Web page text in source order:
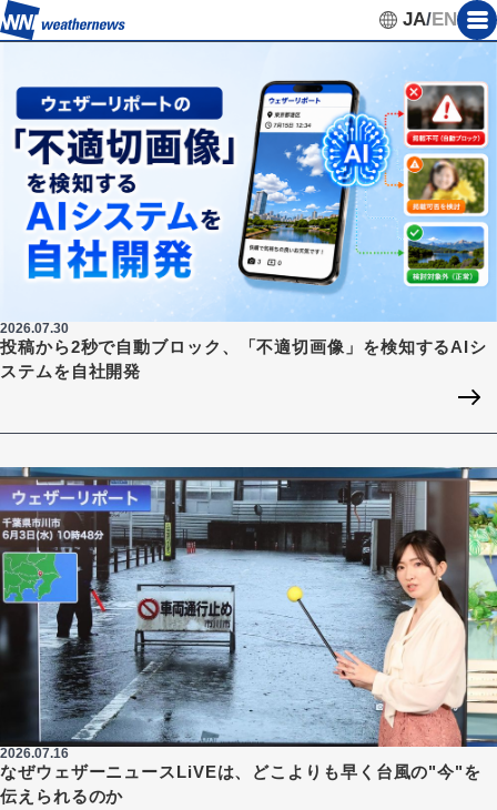
JA/EN
2026.07.30
投稿から2秒で自動ブロック、「不適切画像」を検知するAIシ
ステムを自社開発
2026.07.16
なぜウェザーニュースLiVEは、どこよりも早く台風の"今"を
伝えられるのか